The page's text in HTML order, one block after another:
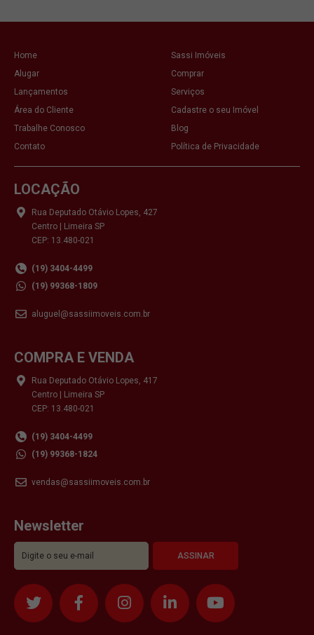
Home
Sassi Imóveis
Alugar
Comprar
Lançamentos
Serviços
Área do Cliente
Cadastre o seu Imóvel
Trabalhe Conosco
Blog
Contato
Política de Privacidade
LOCAÇÃO
Rua Deputado Otávio Lopes, 427
Centro | Limeira SP
CEP: 13.480-021
(19) 3404-4499
(19) 99368-1809
aluguel@sassiimoveis.com.br
COMPRA E VENDA
Rua Deputado Otávio Lopes, 417
Centro | Limeira SP
CEP: 13.480-021
(19) 3404-4499
(19) 99368-1824
vendas@sassiimoveis.com.br
Newsletter